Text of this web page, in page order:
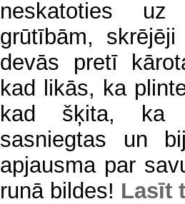
neskatoties uz
grūtībām,
devās pretī
kad likās, ka
kad šķita, ka
sasniegtas un
apjausma par
runā bildes! Lasīt